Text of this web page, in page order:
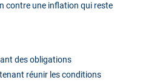
contre une inflation qui reste
des obligations
réunir les conditions